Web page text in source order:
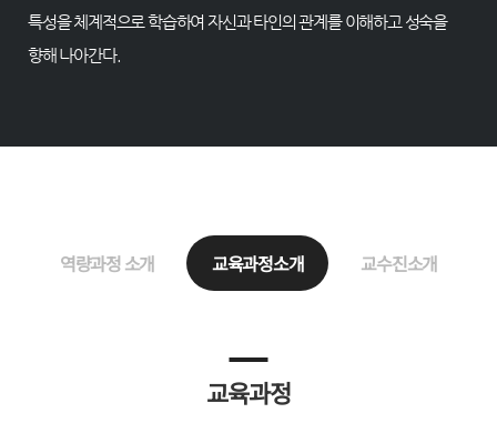
특성을 체계적으로 학습하여 자신과 타인의 관계를 이해하고 성숙을
향해 나아간다.
역량과정 소개 교육과정소개 교수진소개
교육과정